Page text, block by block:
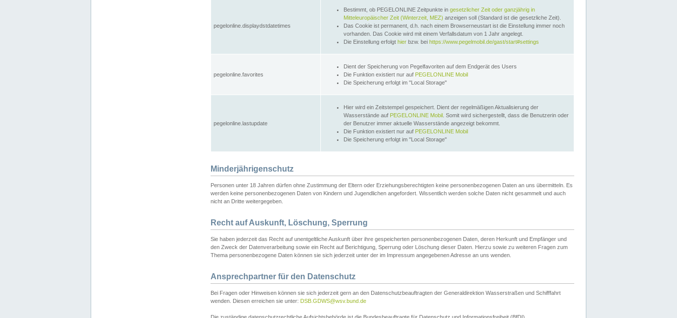
pegelonline.displaydstdatetimes
Bestimmt, ob PEGELONLINE Zeitpunkte in gesetzlicher Zeit oder ganzjährig in
Mitteleuropäischer Zeit (Winterzeit, MEZ) anzeigen soll (Standard ist die gesetzliche Zeit).
Das Cookie ist permanent, d.h. nach einem Browserneustart ist die Einstellung immer noch
vorhanden. Das Cookie wird mit einem Verfallsdatum von 1 Jahr angelegt.
Die Einstellung erfolgt hier bzw. bei https://www.pegelmobil.de/gast/start#settings
pegelonline.favorites
Dient der Speicherung von Pegelfavoriten auf dem Endgerät des Users
Die Funktion existiert nur auf PEGELONLINE Mobil
Die Speicherung erfolgt im "Local Storage"
pegelonline.lastupdate
Hier wird ein Zeitstempel gespeichert. Dient der regelmäßigen Aktualisierung der
Wasserstände auf PEGELONLINE Mobil . Somit wird sichergestellt, dass die Benutzerin oder
der Benutzer immer aktuelle Wasserstände angezeigt bekommt.
Die Funktion existiert nur auf PEGELONLINE Mobil
Die Speicherung erfolgt im "Local Storage"
Minderjährigenschutz
Personen unter 18 Jahren dürfen ohne Zustimmung der Eltern oder Erziehungsberechtigten keine personenbezogenen Daten an uns übermitteln. Es
werden keine personenbezogenen Daten von Kindern und Jugendlichen angefordert. Wissentlich werden solche Daten nicht gesammelt und auch
nicht an Dritte weitergegeben.
Recht auf Auskunft, Löschung, Sperrung
Sie haben jederzeit das Recht auf unentgeltliche Auskunft über ihre gespeicherten personenbezogenen Daten, deren Herkunft und Empfänger und
den Zweck der Datenverarbeitung sowie ein Recht auf Berichtigung, Sperrung oder Löschung dieser Daten. Hierzu sowie zu weiteren Fragen zum
Thema personenbezogene Daten können sie sich jederzeit unter der im Impressum angegebenen Adresse an uns wenden.
Ansprechpartner für den Datenschutz
Bei Fragen oder Hinweisen können sie sich jederzeit gern an den Datenschutzbeauftragten der Generaldirektion Wasserstraßen und Schifffahrt
wenden. Diesen erreichen sie unter: DSB.GDWS@wsv.bund.de